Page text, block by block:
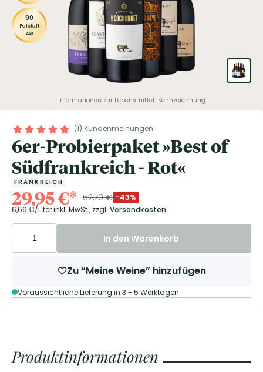
90
Falstaff
2023
Informationen zur Lebensmittel-Kennzeichnung
(1) Kundenmeinungen
6er-Probierpaket »Best of
Südfrankreich - Rot«
FRANKREICH
29,95€* 52,70€ -43%
6,66 €/Literinkl. MwSt., zzgl. Versandkosten
In den Warenkorb
Zu “Meine Weine” hinzufügen
Voraussichtliche Lieferung in 3 - 5 Werktagen
Produktinformationen